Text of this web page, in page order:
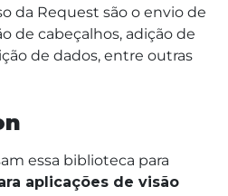
da Request são o envio de
de cabeçalhos, adição de
de dados, entre outras
essa biblioteca para
aplicações de visão